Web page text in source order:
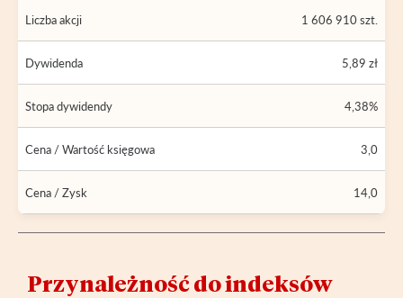
Liczba akcji 1 606 910 szt.
Dywidenda 5,89 zł
Stopa dywidendy 4,38%
Cena / Wartość księgowa 3,0
Cena / Zysk 14,0
Przynależność do indeksów